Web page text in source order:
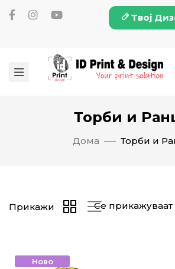
Твој
Торби и
Дома Торби и
Се прикажуваат
Прикажи
Ново